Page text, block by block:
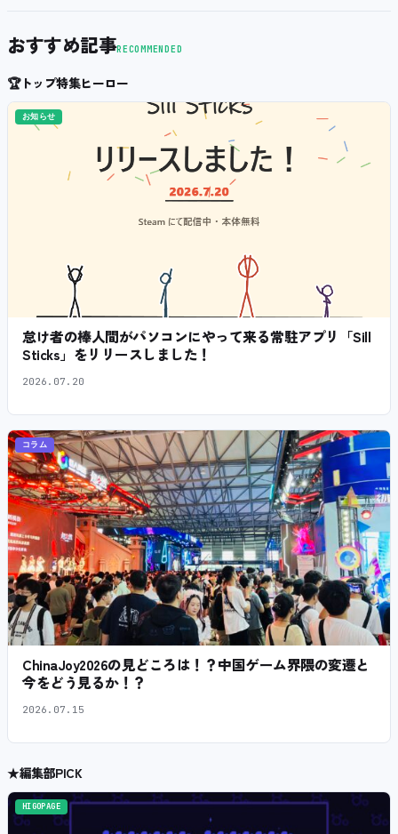
おすすめ記事RECOMMENDED
🏆トップ特集ヒーロー
お知らせ
怠け者の棒人間がパソコンにやって来る常駐アプリ「Sill
Sticks」をリリースしました！
2026.07.20
コラム
ChinaJoy2026の見どころは！？中国ゲーム界隈の変遷と
今をどう見るか！？
2026.07.15
★編集部PICK
HIGOPAGE